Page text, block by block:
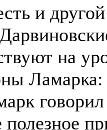
и
на
Ламарка:
полезное